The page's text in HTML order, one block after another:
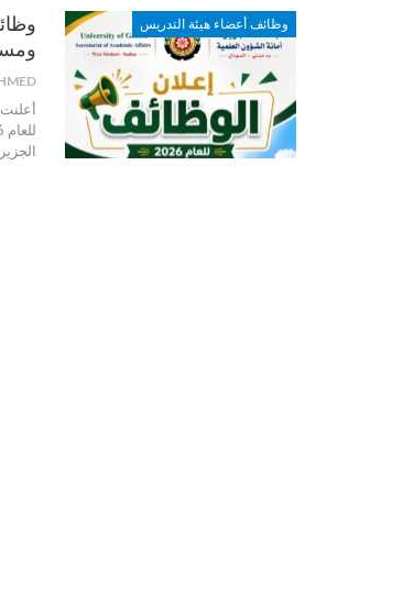
وظائف أعضاء هيئة التدريس
للعام 2026م في عدد كبير من الكليات والتخصصات الأكاديمية المختلفة.
الجزيرة